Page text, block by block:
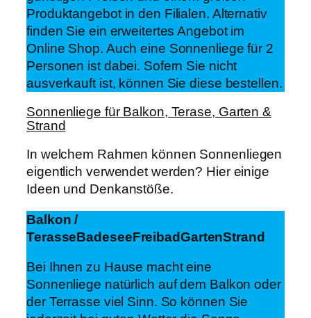
Produktangebot in den Filialen. Alternativ
finden Sie ein erweitertes Angebot im
Online Shop. Auch eine Sonnenliege für 2
Personen ist dabei. Sofern Sie nicht
ausverkauft ist, können Sie diese bestellen.
Sonnenliege für Balkon, Terase, Garten &
Strand
In welchem Rahmen können Sonnenliegen
eigentlich verwendet werden? Hier einige
Ideen und Denkanstöße.
Balkon /
TerasseBadeseeFreibadGartenStrand
Bei Ihnen zu Hause macht eine
Sonnenliege natürlich auf dem Balkon oder
der Terrasse viel Sinn. So können Sie